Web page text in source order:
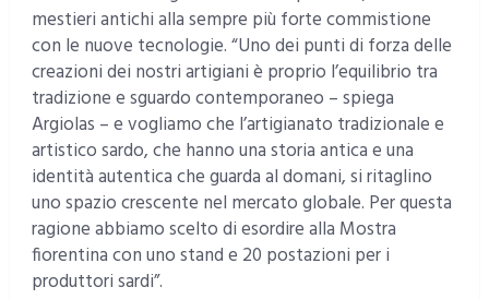
mestieri antichi alla sempre più forte commistione
con le nuove tecnologie. “Uno dei punti di forza delle
creazioni dei nostri artigiani è proprio l’equilibrio tra
tradizione e sguardo contemporaneo – spiega
Argiolas – e vogliamo che l’artigianato tradizionale e
artistico sardo, che hanno una storia antica e una
identità autentica che guarda al domani, si ritaglino
uno spazio crescente nel mercato globale. Per questa
ragione abbiamo scelto di esordire alla Mostra
fiorentina con uno stand e 20 postazioni per i
produttori sardi”.